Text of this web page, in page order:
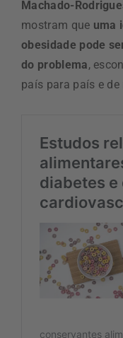
Machado-
mostram que uma
obesidade pode
do problema,
país para país e de